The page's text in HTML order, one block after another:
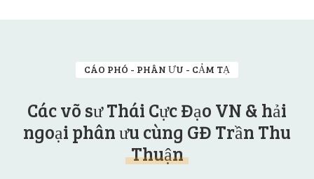
CÁO PHÓ - PHÂN ƯU - CẢM TẠ
Các võ sư Thái Cực Đạo VN & hải
ngoại phân ưu cùng GĐ Trần Thu
Thuận